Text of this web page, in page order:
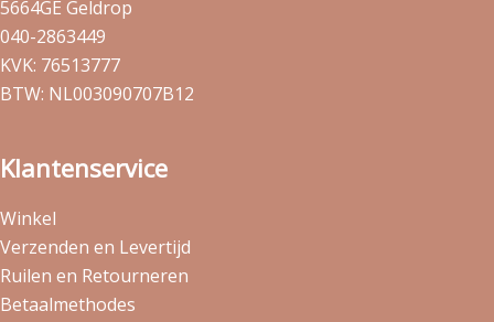
5664GE Geldrop
040-2863449
KVK: 76513777
BTW: NL003090707B12
Klantenservice
Winkel
Verzenden en Levertijd
Ruilen en Retourneren
Betaalmethodes